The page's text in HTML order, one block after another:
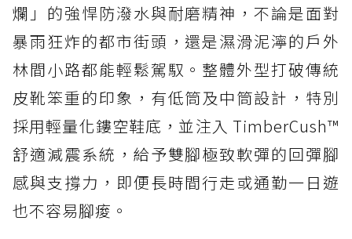
爛」的強悍防潑水與耐磨精神，不論是面對
暴雨狂炸的都市街頭，還是濕滑泥濘的戶外
林間小路都能輕鬆駕馭。整體外型打破傳統
皮靴笨重的印象，有低筒及中筒設計，特別
採用輕量化鏤空鞋底，並注入 TimberCush™
舒適減震系統，給予雙腳極致軟彈的回彈腳
感與支撐力，即便長時間行走或通勤一日遊
也不容易腳痠。